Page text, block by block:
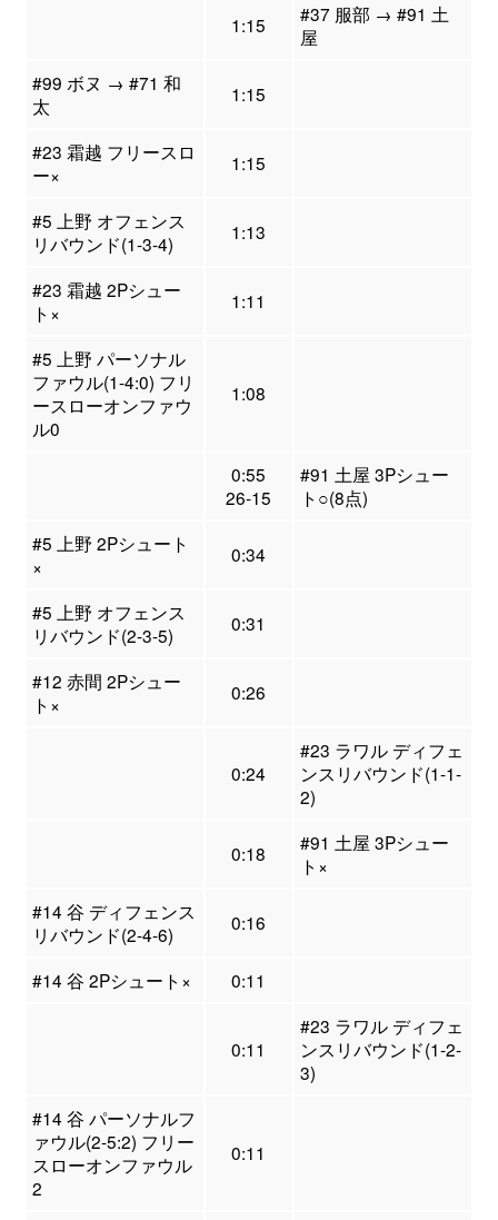
1:15
#37 服部 → #91 土
屋
#99 ボヌ → #71 和
太
1:15
#23 霜越 フリースロ
ー×
1:15
#5 上野 オフェンス
リバウンド(1-3-4)
1:13
#23 霜越 2Pシュー
ト×
1:11
#5 上野 パーソナル
ファウル(1-4:0) フリ
ースローオンファウ
ル0
1:08
0:55
26-15
#91 土屋 3Pシュー
ト○(8点)
#5 上野 2Pシュート
×
0:34
#5 上野 オフェンス
リバウンド(2-3-5)
0:31
#12 赤間 2Pシュー
ト×
0:26
0:24
#23 ラワル ディフェ
ンスリバウンド(1-1-
2)
0:18
#91 土屋 3Pシュー
ト×
#14 谷 ディフェンス
リバウンド(2-4-6)
0:16
#14 谷 2Pシュート× 0:11
0:11
#23 ラワル ディフェ
ンスリバウンド(1-2-
3)
#14 谷 パーソナルフ
ァウル(2-5:2) フリー
スローオンファウル
2
0:11